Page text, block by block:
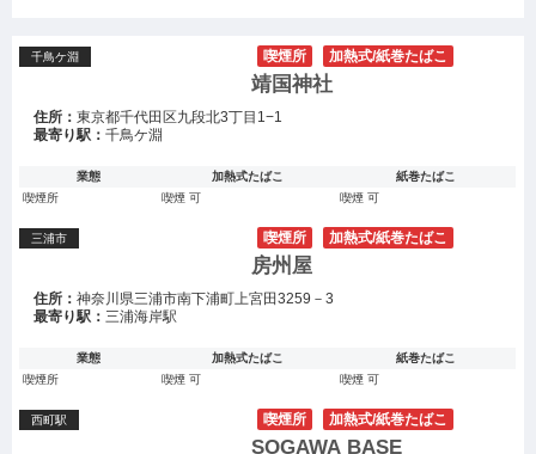
千鳥ケ淵 喫煙所 加熱式/紙巻たばこ
靖国神社
住所：東京都千代田区九段北3丁目1−1
最寄り駅：千鳥ケ淵
業態 加熱式たばこ
紙巻たばこ
喫煙所
喫煙 可 喫煙 可
三浦市 喫煙所 加熱式/紙巻たばこ
房州屋
住所：神奈川県三浦市南下浦町上宮田3259－3
最寄り駅：三浦海岸駅
業態 加熱式たばこ
紙巻たばこ
喫煙所
喫煙 可 喫煙 可
西町駅 喫煙所 加熱式/紙巻たばこ
SOGAWA BASE